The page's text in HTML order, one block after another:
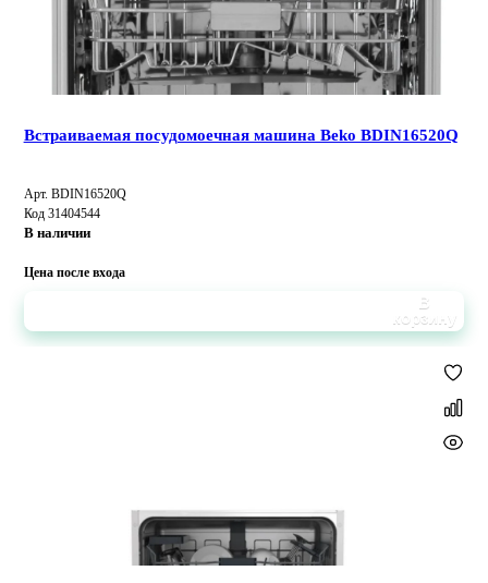
Встраиваемая посудомоечная машина Beko BDIN16520Q
Арт. BDIN16520Q
Код 31404544
В наличии
Цена после входа
В
корзину